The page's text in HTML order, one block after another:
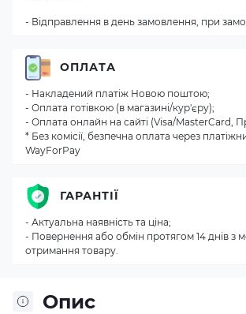
Опис
- Відправлення в день замовлення, при
ОПЛАТА
- Накладений платіж Новою поштою;
- Оплата готівкою (в магазині/кур'єру);
- Оплата онлайн на сайті (Visa/MasterCard,
* Без комісії, безпечна оплата через
WayForPay
ГАРАНТІЇ
- Актуальна наявність та ціна;
- Повернення або обмін протягом 14 днів з
отримання товару.